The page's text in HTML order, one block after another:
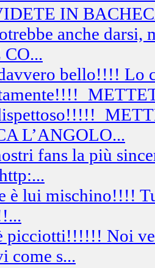
IN
anche
bello!!!! Lo
L’ANGOLO...
fans la più
è lui mischino!!!!
picciotti!!!!!! Noi
come s...